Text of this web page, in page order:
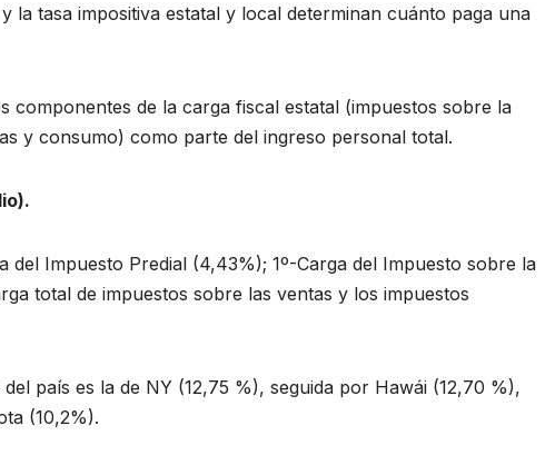
la tasa impositiva estatal y local determinan cuánto paga una
componentes de la carga fiscal estatal (impuestos sobre la
y consumo) como parte del ingreso personal total.
del Impuesto Predial (4,43%); 1º-Carga del Impuesto sobre la
total de impuestos sobre las ventas y los impuestos
país es la de NY (12,75 %), seguida por Hawái (12,70 %),
(10,2%).